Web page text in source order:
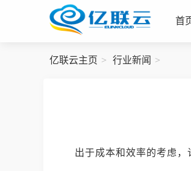
首
亿联云主页 行业新闻
出于成本和效率的考虑，